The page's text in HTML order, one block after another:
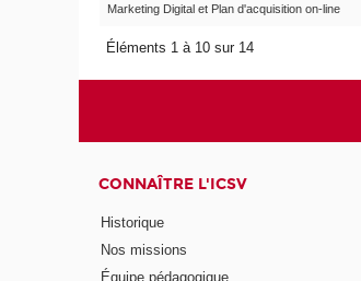
Marketing Digital et Plan d'acquisition on-line
Éléments 1 à 10 sur 14
CONNAÎTRE L'ICSV
Historique
Nos missions
Équipe pédagogique